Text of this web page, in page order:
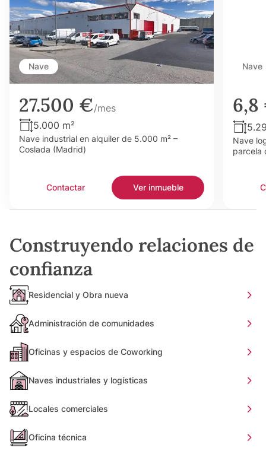
Nave
27.500 €/mes
5.000 m²
Nave industrial en alquiler de 5.000 m² –
Coslada (Madrid)
Contactar Ver inmueble
Nave
Nave
parcela
Construyendo relaciones de
confianza
Residencial y Obra nueva
Administración de comunidades
Oficinas y espacios de Coworking
Naves industriales y logísticas
Locales comerciales
Oficina técnica